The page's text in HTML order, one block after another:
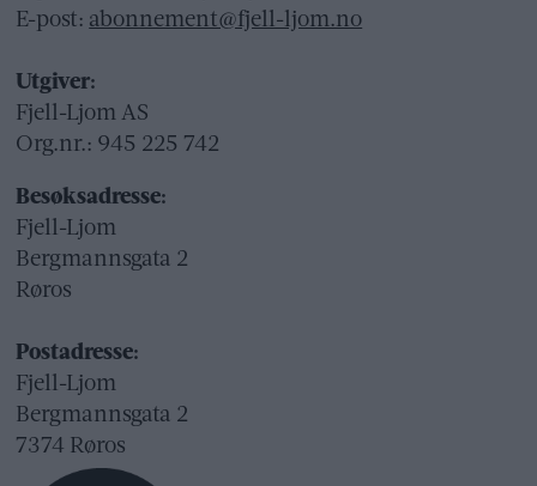
E-post: abonnement@fjell-ljom.no
Utgiver:
Fjell-Ljom AS
Org.nr.: 945 225 742
Besøksadresse:
Fjell-Ljom
Bergmannsgata 2
Røros
Postadresse:
Fjell-Ljom
Bergmannsgata 2
7374 Røros